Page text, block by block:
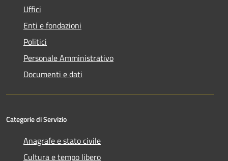
Uffici
Enti e fondazioni
Politici
Personale Amministrativo
Documenti e dati
Categorie di Servizio
Anagrafe e stato civile
Cultura e tempo libero